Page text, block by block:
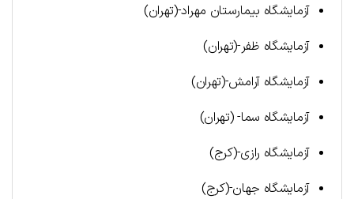
آزمایشگاه بیمارستان مهراد-(تهران)
آزمایشگاه ظفر-(تهران)
آزمایشگاه آرامش-(تهران)
آزمایشگاه سما- (تهران)
آزمایشگاه رازی-(کرج)
آزمایشگاه جهان-(کرج)